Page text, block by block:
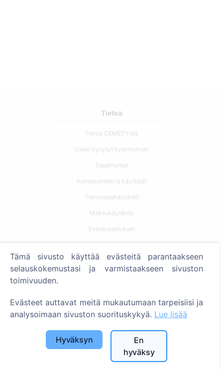
Tietoa
Tietoa CEMETY:stä
Usein kysytyt kysymykset
Tapahtumat
Kuntaluettelo ja käyttäjät
Tietosuojakäytäntö
Maksukäytäntö
Evästeasetukset
Etsi vainajia
Palvelut
Yhteystiedot
SIA "CEMETY", LV40103618951
Tämä sivusto käyttää evästeitä parantaakseen
selauskokemustasi ja varmistaakseen sivuston
toimivuuden.
Evästeet auttavat meitä mukautumaan tarpeisiisi ja
analysoimaan sivuston suorituskykyä. Lue lisää
Hyväksyn
En
hyväksy